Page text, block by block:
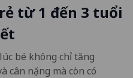
từ 1 đến 3 tuổi
bé không chỉ tăng
cân nặng mà còn có